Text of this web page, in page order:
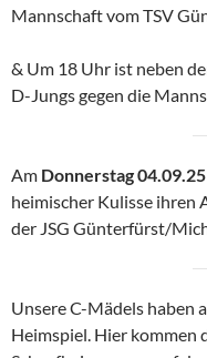
Mannschaft vom TSV
& Um 18 Uhr ist neben
D-Jungs gegen die
Am Donnerstag 04.09.25
heimischer Kulisse ihren
der JSG Günterfürst/
Unsere C-Mädels haben
Heimspiel. Hier kommen